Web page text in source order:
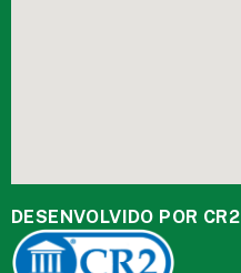
DESENVOLVIDO POR CR2